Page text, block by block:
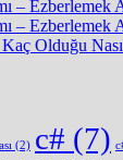
– Ezberlemek
– Ezberlemek
Olduğu
(2) c# (7)